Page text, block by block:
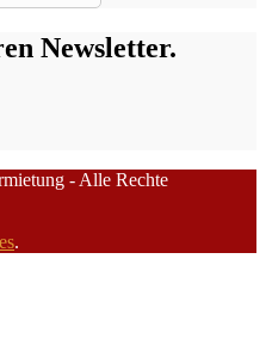
Newsletter.
- Alle Rechte
.